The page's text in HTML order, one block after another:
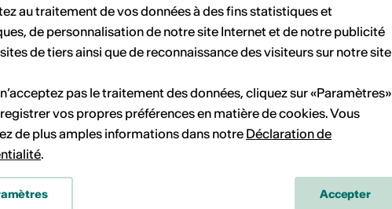
de l'Industrie 47
Sion
Mail
culturel
visuels, Autre
au traitement de vos données à des fins statistiques et
de personnalisation de notre site Internet et de notre publicité
de tiers ainsi que de reconnaissance des visiteurs sur notre site
pas le traitement des données, cliquez sur «Paramètres»
vos propres préférences en matière de cookies. Vous
de plus amples informations dans notre Déclaration de
.
Accepter